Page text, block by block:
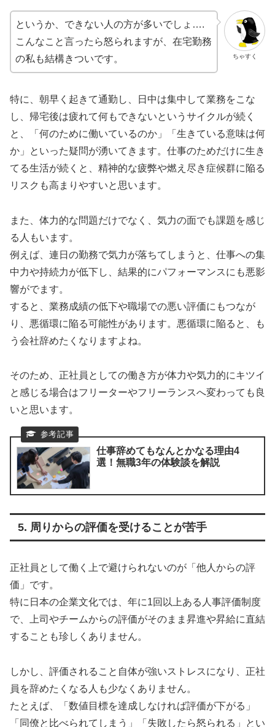
ちゃすく
​というか、できない人の方が多いでしょ….
こんなこと言ったら怒られますが、在宅勤務
の私も結構きついです。
特に、朝早く起きて通勤し、日中は集中して業務をこな
し、帰宅後は疲れて何もできないというサイクルが続く
と、「何のために働いているのか」「生きている意味は何
か」といった疑問が湧いてきます。​仕事のためだけに生き
てる生活が続くと、精神的な疲弊や燃え尽き症候群に陥る
リスクも高まりやすいと思います。​
また、体力的な問題だけでなく、気力の面でも課題を感じ
る人もいます。
​例えば、連日の勤務で気力が落ちてしまうと、仕事への集
中力や持続力が低下し、結果的にパフォーマンスにも悪影
響がでます。​
すると、業務成績の低下や職場での悪い評価にもつなが
り、悪循環に陥る可能性があります。悪循環に陥ると、も
う会社辞めたくなりますよね。
そのため、正社員としての働き方が体力や気力的にキツイ
と感じる場合はフリーターやフリーランスへ変わっても良
いと思います。
仕事辞めてもなんとかなる理由4
選！無職3年の体験談を解説
5. 周りからの評価を受けることが苦手
正社員として働く上で避けられないのが「他人からの評
価」です。
特に日本の企業文化では、年に1回以上ある人事評価制度
で、上司やチームからの評価がそのまま昇進や昇給に直結
することも珍しくありません。
しかし、評価されること自体が強いストレスになり、正社
員を辞めたくなる人も少なくありません。
たとえば、「数値目標を達成しなければ評価が下がる」
「同僚と比べられてしまう」「失敗したら怒られる」とい